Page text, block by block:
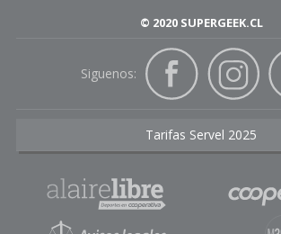
© 2020 SUPERGEEK.CL
Siguenos:
Tarifas Servel 2025